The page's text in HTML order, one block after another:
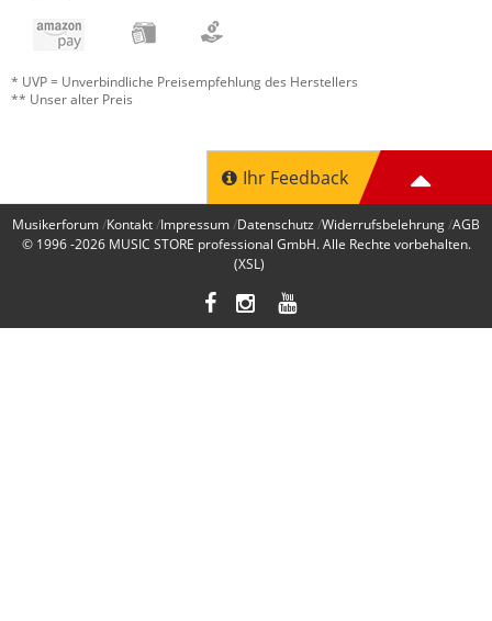
Verarbeitung
1 von 1 fanden diese Rezension hilfreich
War diese Rezension hilfreich?
* UVP = Unverbindliche Preisempfehlung des Herstellers
** Unser alter Preis
Ihr Feedback
Musikerforum Kontakt Impressum Datenschutz Widerrufsbelehrung AGB
© 1996 -2026 MUSIC STORE professional GmbH. Alle Rechte vorbehalten.
(XSL)